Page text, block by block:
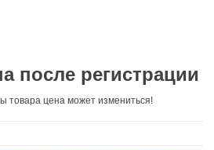
после регистрации
товара цена может измениться!